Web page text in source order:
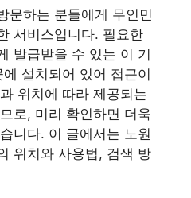
문하는 분들에게 무인민
서비스입니다. 필요한
발급받을 수 있는 이 기
설치되어 있어 접근이
위치에 따라 제공되는
로, 미리 확인하면 더욱
니다. 이 글에서는 노원
위치와 사용법, 검색 방